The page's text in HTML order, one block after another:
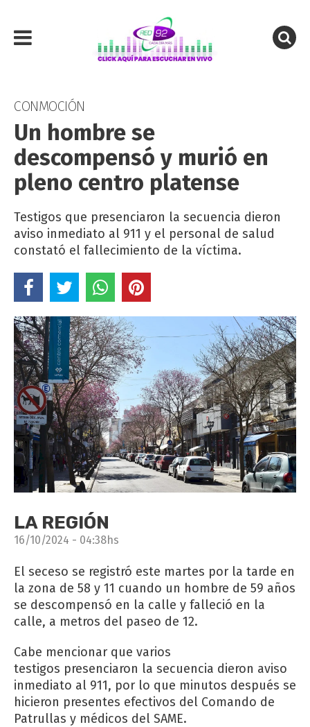
CONMOCIÓN
Un hombre se
descompensó y murió en
pleno centro platense
Testigos que presenciaron la secuencia dieron
aviso inmediato al 911 y el personal de salud
constató el fallecimiento de la víctima.
LA REGIÓN
16/10/2024 - 04:38hs
El seceso se registró este martes por la tarde en
la zona de 58 y 11 cuando un hombre de 59 años
se descompensó en la calle y falleció en la
calle, a metros del paseo de 12.
Cabe mencionar que varios
testigos presenciaron la secuencia dieron aviso
inmediato al 911, por lo que minutos después se
hicieron presentes efectivos del Comando de
Patrullas y médicos del SAME.